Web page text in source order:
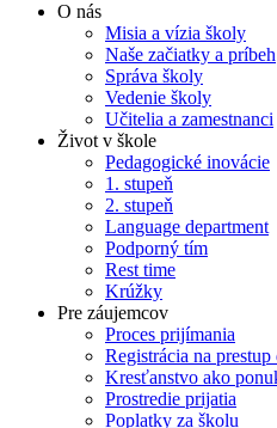
O nás
Misia a vízia školy
Naše začiatky a príbeh
Správa školy
Vedenie školy
Učitelia a zamestnanci
Život v škole
Pedagogické inovácie
1. stupeň
2. stupeň
Language department
Podporný tím
Rest time
Krúžky
Pre záujemcov
Proces prijímania
Registrácia na
Kresťanstvo ako
Prostredie prijatia
Poplatky za školu